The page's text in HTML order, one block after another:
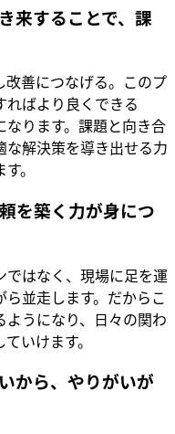
来することで、課
善につなげる。このプ
ればより良くできる
ります。課題と向き合
な解決策を導き出せる力
。
を築く力が身につ
はなく、現場に足を運
並走します。だからこ
うになり、日々の関わ
いけます。
から、やりがいが